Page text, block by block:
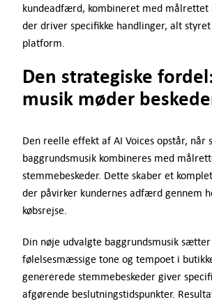
kundeadfærd, kombineret med målrettet
der driver specifikke handlinger, alt
platform.
Den strategiske
musik møder
Den reelle effekt af AI Voices opstår, når
baggrundsmusik kombineres med
stemmebeskeder. Dette skaber et
der påvirker kundernes adfærd gennem
købsrejse.
Din nøje udvalgte baggrundsmusik
følelsesmæssige tone og tempoet i
genererede stemmebeskeder giver
afgørende beslutningstidspunkter.